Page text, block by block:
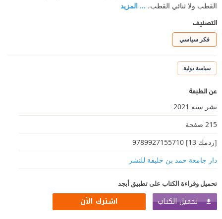
القطب ولا ثنائي القطب، ... المزيد
التصنيف
فكر سياسي
سياسة دولية
عن الطبعة
نشر سنة 2021
215 صفحة
[ردمك 13] 9789927155710
دار جامعة حمد بن خليفة للنشر
تحميل وقراءة الكتاب على تطبيق أبجد
تحميل الكتاب اشترك الآن